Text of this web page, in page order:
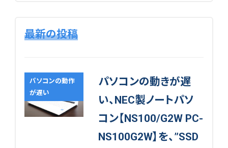
最新の投稿
パソコンの動作
が遅い
パソコンの動きが遅
い、NEC製ノートパソ
コン【NS100/G2W PC-
NS100G2W】を、”SSD